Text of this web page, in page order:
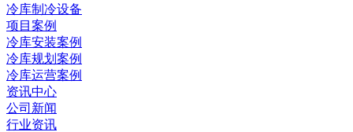
冷库制冷设备
项目案例
冷库安装案例
冷库规划案例
冷库运营案例
资讯中心
公司新闻
行业资讯